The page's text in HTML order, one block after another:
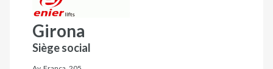
Girona
Siège social